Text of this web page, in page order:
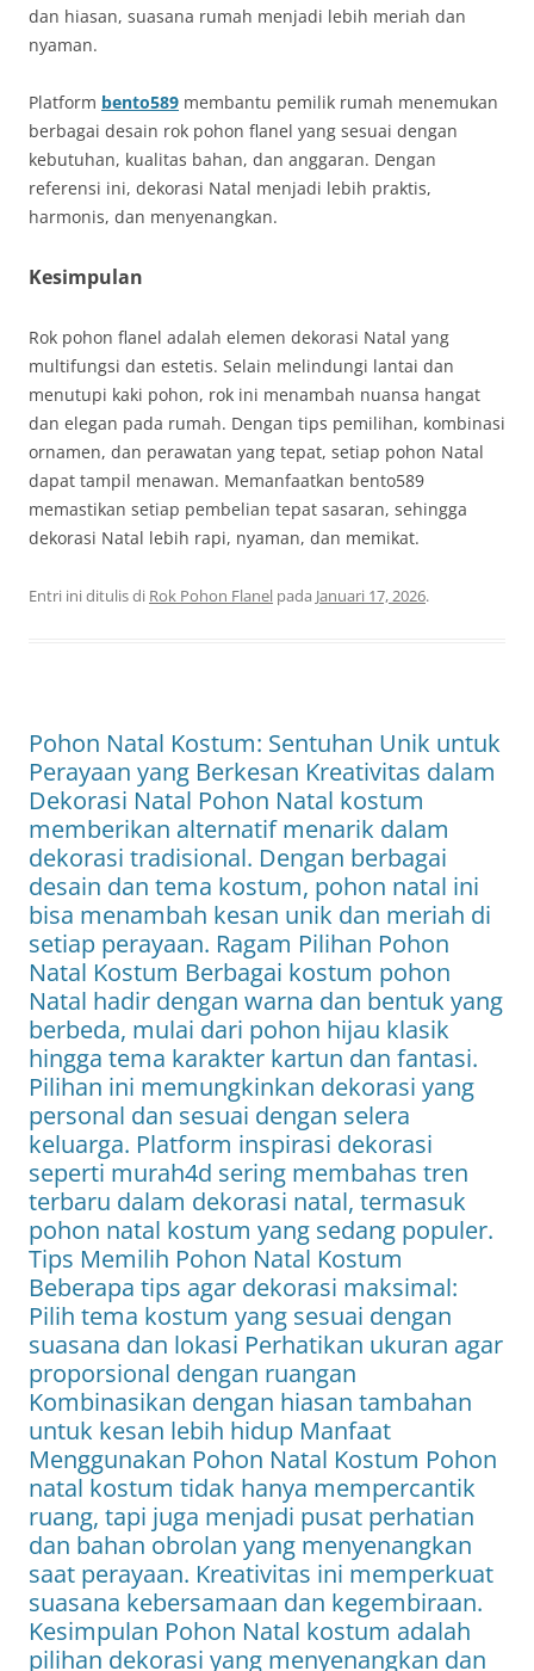
dan hiasan, suasana rumah menjadi lebih meriah dan
nyaman.
Platform bento589 membantu pemilik rumah menemukan
berbagai desain rok pohon flanel yang sesuai dengan
kebutuhan, kualitas bahan, dan anggaran. Dengan
referensi ini, dekorasi Natal menjadi lebih praktis,
harmonis, dan menyenangkan.
Kesimpulan
Rok pohon flanel adalah elemen dekorasi Natal yang
multifungsi dan estetis. Selain melindungi lantai dan
menutupi kaki pohon, rok ini menambah nuansa hangat
dan elegan pada rumah. Dengan tips pemilihan, kombinasi
ornamen, dan perawatan yang tepat, setiap pohon Natal
dapat tampil menawan. Memanfaatkan bento589
memastikan setiap pembelian tepat sasaran, sehingga
dekorasi Natal lebih rapi, nyaman, dan memikat.
Entri ini ditulis di Rok Pohon Flanel pada Januari 17, 2026.
Pohon Natal Kostum: Sentuhan Unik untuk
Perayaan yang Berkesan Kreativitas dalam
Dekorasi Natal Pohon Natal kostum
memberikan alternatif menarik dalam
dekorasi tradisional. Dengan berbagai
desain dan tema kostum, pohon natal ini
bisa menambah kesan unik dan meriah di
setiap perayaan. Ragam Pilihan Pohon
Natal Kostum Berbagai kostum pohon
Natal hadir dengan warna dan bentuk yang
berbeda, mulai dari pohon hijau klasik
hingga tema karakter kartun dan fantasi.
Pilihan ini memungkinkan dekorasi yang
personal dan sesuai dengan selera
keluarga. Platform inspirasi dekorasi
seperti murah4d sering membahas tren
terbaru dalam dekorasi natal, termasuk
pohon natal kostum yang sedang populer.
Tips Memilih Pohon Natal Kostum
Beberapa tips agar dekorasi maksimal:
Pilih tema kostum yang sesuai dengan
suasana dan lokasi Perhatikan ukuran agar
proporsional dengan ruangan
Kombinasikan dengan hiasan tambahan
untuk kesan lebih hidup Manfaat
Menggunakan Pohon Natal Kostum Pohon
natal kostum tidak hanya mempercantik
ruang, tapi juga menjadi pusat perhatian
dan bahan obrolan yang menyenangkan
saat perayaan. Kreativitas ini memperkuat
suasana kebersamaan dan kegembiraan.
Kesimpulan Pohon Natal kostum adalah
pilihan dekorasi yang menyenangkan dan